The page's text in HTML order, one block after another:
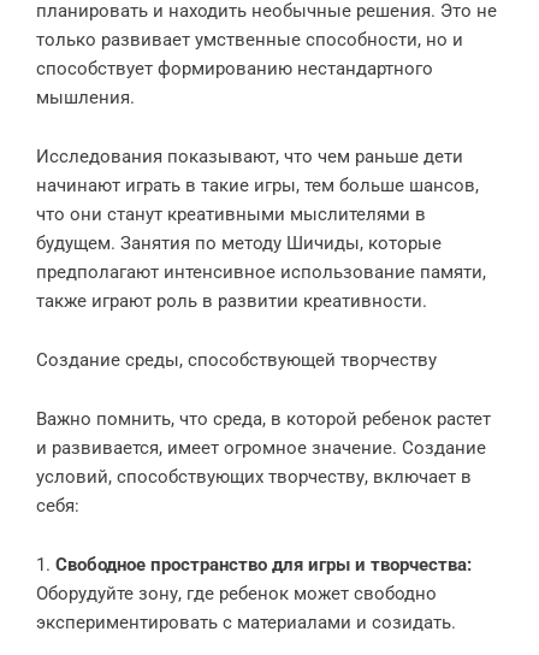
планировать и находить необычные решения. Это не
только развивает умственные способности, но и
способствует формированию нестандартного
мышления.
Исследования показывают, что чем раньше дети
начинают играть в такие игры, тем больше шансов,
что они станут креативными мыслителями в
будущем. Занятия по методу Шичиды, которые
предполагают интенсивное использование памяти,
также играют роль в развитии креативности.
Создание среды, способствующей творчеству
Важно помнить, что среда, в которой ребенок растет
и развивается, имеет огромное значение. Создание
условий, способствующих творчеству, включает в
себя:
1. Свободное пространство для игры и творчества:
Оборудуйте зону, где ребенок может свободно
экспериментировать с материалами и созидать.